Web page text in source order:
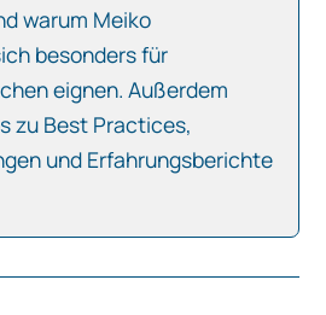
warum Meiko
besonders für
eignen. Außerdem
zu Best Practices,
und Erfahrungsberichte